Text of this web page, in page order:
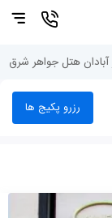
آبادان هتل جواهر شرق
رزرو پکیج ها